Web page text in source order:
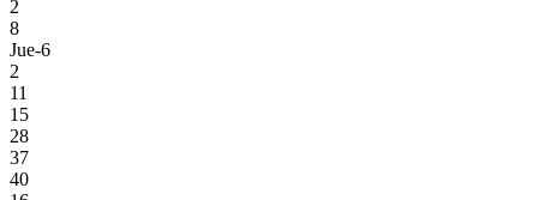
2
8
Jue-6
2
11
15
28
37
40